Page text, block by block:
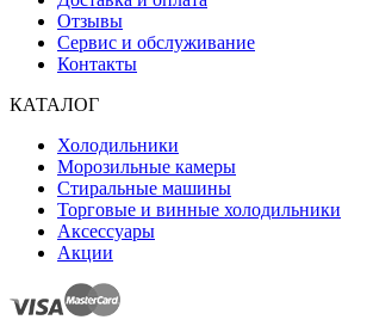
Отзывы
Сервис и обслуживание
Контакты
КАТАЛОГ
Холодильники
Морозильные камеры
Стиральные машины
Торговые и винные холодильники
Аксессуары
Акции